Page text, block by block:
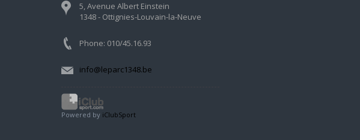
5, Avenue Albert Einstein
1348 - Ottignies-Louvain-la-Neuve
Phone: 010/45.16.93
info@leparc1348.be
Powered by iClubSport